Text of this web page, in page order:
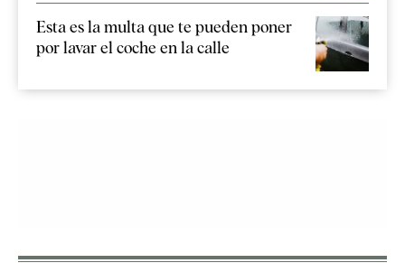
Esta es la multa que te pueden poner
por lavar el coche en la calle